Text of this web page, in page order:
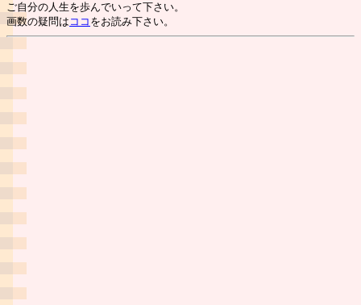
ご自分の人生を歩んでいって下さい。
画数の疑問は ココ をお読み下さい。